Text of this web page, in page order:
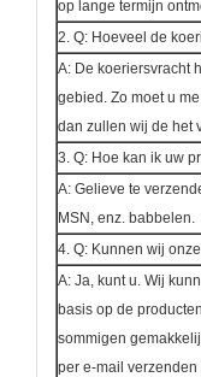
op lange termijn
2. Q: Hoeveel de
A: De koeriersvracht
gebied. Zo moet u
dan zullen wij de het
3. Q: Hoe kan ik uw
A: Gelieve te
MSN, enz. babbelen.
4. Q: Kunnen wij
A: Ja, kunt u. Wij
basis op de
sommigen
per e-mail verzenden